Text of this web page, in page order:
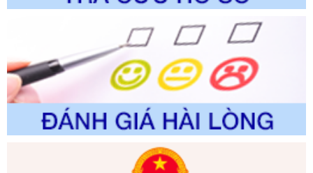
Số kí hiệu:2310/QĐ-UBND
Tên: Về việc công bố Danh mục thủ tục hành chính sửa
đổi, bổ sung và phê duyệt Quy trình nội bộ, quy trình điện tử
trong giải quyết thủtục hành chính lĩnh vực biến đổi khí hậu
thuộc phạm vi giải quyết của Sở Nông nghiệp và Môi
trường
Ngày ban hành: 01/06/2026
Số kí hiệu:2300/QĐ-UBND
Tên: V/v công bố danh mục thủ tục hành chính được sửa
đổi, bổ sung và phê duyệt quy trình nội bộ, quy trình điện tử
giải quyết thủ tục hành chính trong lĩnh vực Luật sư thuộc